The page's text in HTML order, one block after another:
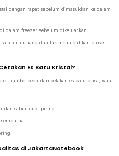
dengan rapat sebelum dimasukkan ke dalam
dalam freezer sebelum dikeluarkan.
atau air hangat untuk memudahkan proses
Es Batu Kristal?
jauh berbeda dari cetakan es batu biasa, yaitu:
dan sabun cuci piring
di JakartaNotebook